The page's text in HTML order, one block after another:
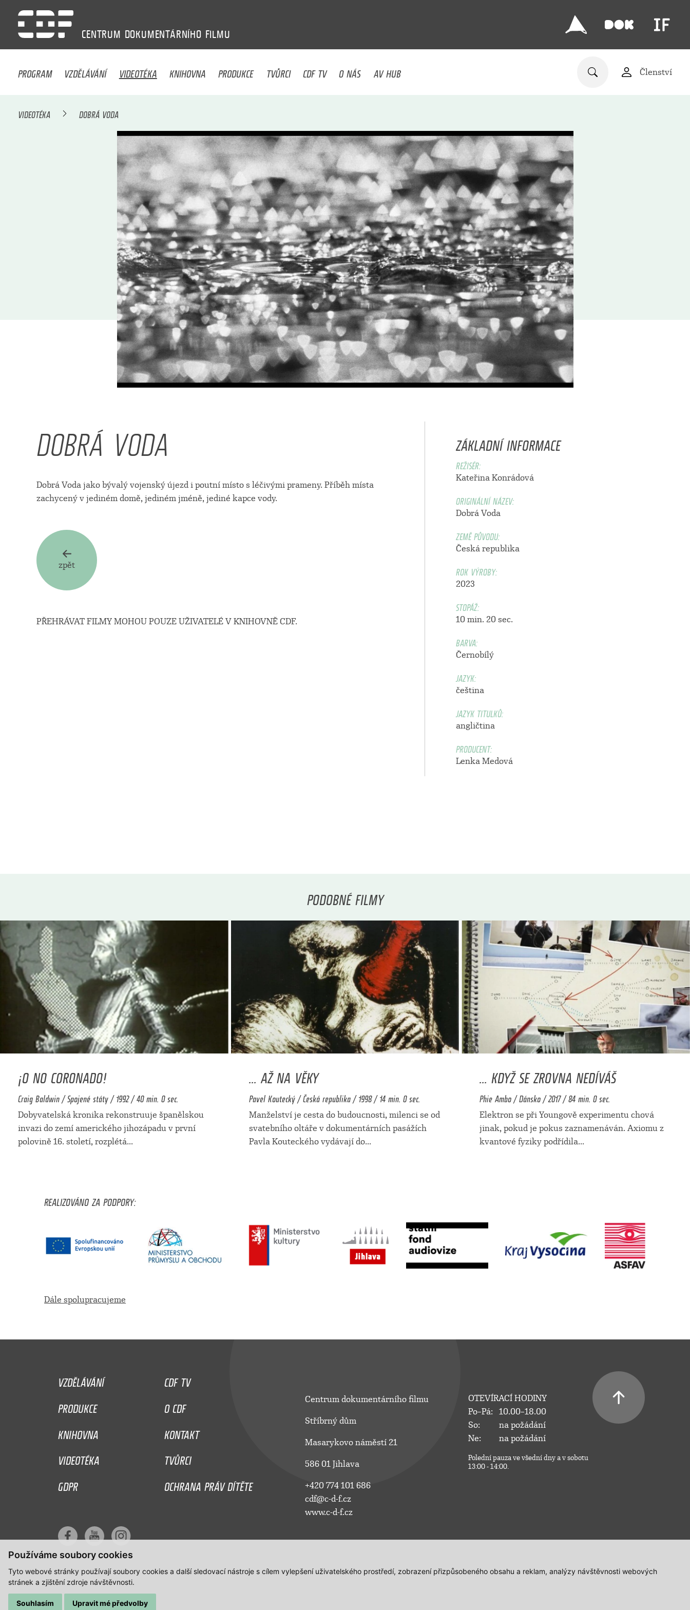
Používáme soubory cookies
Tyto webové stránky používají soubory cookies a další sledovací nástroje s cílem vylepšení uživatelského prostředí, zobrazení přizpůsobeného obsahu a reklam, analýzy návštěvnosti webových
stránek a zjištění zdroje návštěvnosti.
Souhlasím Upravit mé předvolby
CENTRUM DOKUMENTÁRNÍHO FILMU
PROGRAM VZDĚLÁVÁNÍ VIDEOTÉKA KNIHOVNA PRODUKCE TVŮRCI CDF TV O NÁS AV HUB Členství
VIDEOTÉKA DOBRÁ VODA
DOBRÁ VODA
Dobrá Voda jako bývalý vojenský újezd i poutní místo s léčivými prameny. Příběh místa
zachycený v jediném domě, jediném jméně, jediné kapce vody.
ZÁKLADNÍ INFORMACE
REŽISÉR:
Kateřina Konrádová
ORIGINÁLNÍ NÁZEV:
Dobrá Voda
ZEMĚ PŮVODU:
Česká republika
ROK VÝROBY:
2023
STOPÁŽ:
10 min. 20 sec.
BARVA:
Černobílý
JAZYK:
čeština
JAZYK TITULKŮ:
angličtina
PRODUCENT:
Lenka Medová
zpět
PŘEHRÁVAT FILMY MOHOU POUZE UŽIVATELÉ V KNIHOVNĚ CDF.
PODOBNÉ FILMY
¡O NO CORONADO!
Craig Baldwin / Spojené státy / 1992 / 40 min. 0 sec.
Dobyvatelská kronika rekonstruuje španělskou
invazi do zemí amerického jihozápadu v první
polovině 16. století, rozplétá...
... AŽ NA VĚKY
Pavel Koutecký / Česká republika / 1998 / 14 min. 0 sec.
Manželství je cesta do budoucnosti, milenci se od
svatebního oltáře v dokumentárních pasážích
Pavla Kouteckého vydávají do...
... KDYŽ SE ZROVNA NEDÍVÁŠ
Phie Ambo / Dánsko / 2017 / 84 min. 0 sec.
Elektron se při Youngově experimentu chová
jinak, pokud je pokus zaznamenáván. Axiomu z
kvantové fyziky podřídila...
REALIZOVÁNO ZA PODPORY:
Dále spolupracujeme
VZDĚLÁVÁNÍ
CDF TV
PRODUKCE
O CDF
KNIHOVNA
KONTAKT
VIDEOTÉKA
TVŮRCI
GDPR
OCHRANA PRÁV DÍTĚTE
Centrum dokumentárního filmu
Stříbrný dům
Masarykovo náměstí 21
586 01 Jihlava
+420 774 101 686
cdf@c-d-f.cz
www.c-d-f.cz
OTEVÍRACÍ HODINY
Po–Pá:
10.00–18.00
So:
na požádání
Ne:
na požádání
Polední pauza ve všední dny a v sobotu
13:00 - 14:00.